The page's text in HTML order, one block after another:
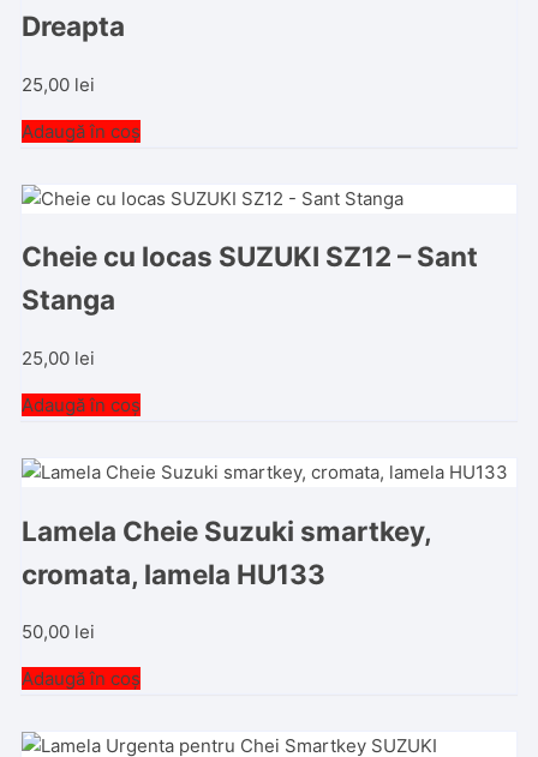
Dreapta
25,00 lei
Adaugă în coș
Cheie cu locas SUZUKI SZ12 – Sant
Stanga
25,00 lei
Adaugă în coș
Lamela Cheie Suzuki smartkey,
cromata, lamela HU133
50,00 lei
Adaugă în coș